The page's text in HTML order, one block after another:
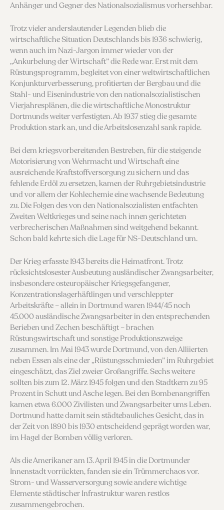
Anhänger und Gegner des National­sozialismus vorhersehbar.
Trotz vieler anderslau­tender Legenden blieb die
wirtschaftliche Situation Deutschlands bis 1936 schwierig,
wenn auch im Nazi-Jargon immer wieder von der
„Ankurbelung der Wirtschaft” die Rede war. Erst mit dem
Rüstungsprogramm, begleitet von einer weltwirtschaftlichen
Konjunkturverbesserung, profitierten der Bergbau und die
Stahl- und Eisen­industrie von den nationalsozialistischen
Vierjah­resplänen, die die wirtschaftliche Monostruktur
Dortmunds weiter verfestigten. Ab 1937 stieg die gesamte
Produktion stark an, und die Arbeits­losenzahl sank rapide.
Bei dem kriegsvorbereitenden Bestreben, für die steigende
Motorisierung von Wehrmacht und Wirt­schaft eine
ausreichende Kraftstoffversorgung zu sichern und das
fehlende Erdöl zu ersetzen, kamen der Ruhrgebietsindustrie
und vor allem der Kohle­chemie eine wachsende Bedeutung
zu. Die Folgen des von den Nationalsozialisten entfachten
Zweiten Weltkrieges und seine nach innen gerichteten
verbrecherischen Maßnahmen sind weitgehend bekannt.
Schon bald kehrte sich die Lage für NS-Deutschland um.
Der Krieg erfasste 1943 bereits die Heimatfront. Trotz
rücksichtslosester Ausbeutung ausländischer Zwangsarbeiter,
insbesondere osteuropäischer Kriegsgefangener,
Konzentrationslagerhäftlingen und verschleppter
Arbeitskräfte – allein in Dortmund waren 1944/45 noch
45.000 ausländische Zwangs­arbeiter in den entsprechenden
Berieben und Zechen beschäftigt – brachen
Rüstungswirtschaft und sonstige Produktionszweige
zusammen. Im Mai 1943 wurde Dortmund, von den Alliierten
neben Essen als eine der „Rüstungsschmieden” im Ruhrgebiet
eingeschätzt, das Ziel zweier Großan­griffe. Sechs weitere
sollten bis zum 12. März 1945 folgen und den Stadtkern zu 95
Prozent in Schutt und Asche legen. Bei den Bombenangriffen
kamen etwa 6.000 Zivilisten und Zwangsarbeiter ums Leben.
Dortmund hatte damit sein städtebauliches Gesicht, das in
der Zeit von 1890 bis 1930 entscheidend geprägt worden war,
im Hagel der Bomben völlig verloren.
Als die Amerikaner am 13. April 1945 in die Dortmunder
Innenstadt vorrückten, fanden sie ein Trümmerchaos vor.
Strom- und Wasserversorgung sowie andere wichtige
Elemente städtischer Infra­struktur waren restlos
zusammengebrochen.